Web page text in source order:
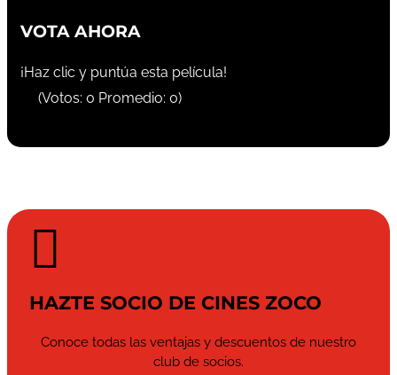
VOTA AHORA
¡Haz clic y puntúa esta película!
(Votos: 0 Promedio: 0)

HAZTE SOCIO DE CINES ZOCO
Conoce todas las ventajas y descuentos de nuestro
club de socios.